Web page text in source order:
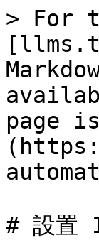
> For
page
# 設置